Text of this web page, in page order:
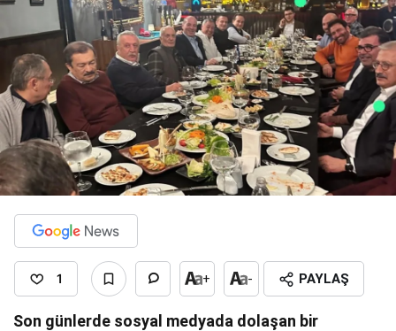
1 + - PAYLAŞ
Son günlerde sosyal medyada dolaşan bir